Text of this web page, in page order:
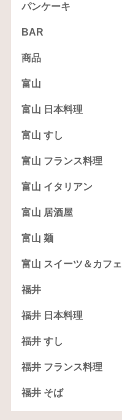
パンケーキ
BAR
商品
富山
富山 日本料理
富山 すし
富山 フランス料理
富山 イタリアン
富山 居酒屋
富山 麺
富山 スイーツ＆カフェ
福井
福井 日本料理
福井 すし
福井 フランス料理
福井 そば